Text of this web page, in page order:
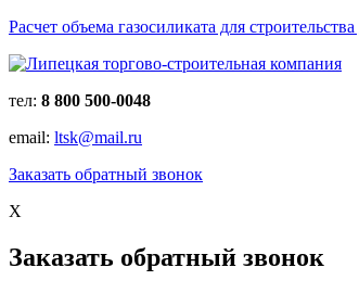
Расчет объема газосиликата для
тел: 8 800 500-0048
email: ltsk@mail.ru
Заказать обратный звонок
X
Заказать обратный звонок